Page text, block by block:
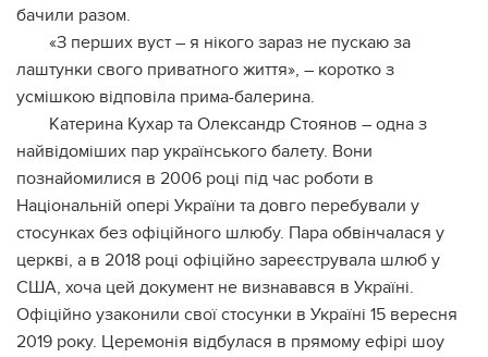
бачили разом.
«З перших вуст – я нікого зараз не пускаю за
лаштунки свого приватного життя», – коротко з
усмішкою відповіла прима-балерина.
Катерина Кухар та Олександр Стоянов – одна з
найвідоміших пар українського балету. Вони
познайомилися в 2006 році під час роботи в
Національній опері України та довго перебували у
стосунках без офіційного шлюбу. Пара обвінчалася у
церкві, а в 2018 році офіційно зареєструвала шлюб у
США, хоча цей документ не визнавався в Україні.
Офіційно узаконили свої стосунки в Україні 15 вересня
2019 року. Церемонія відбулася в прямому ефірі шоу